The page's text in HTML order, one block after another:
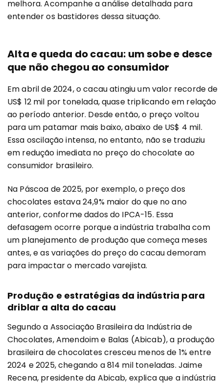
melhora. Acompanhe a análise detalhada para
entender os bastidores dessa situação.
Alta e queda do cacau: um sobe e desce
que não chegou ao consumidor
Em abril de 2024, o cacau atingiu um valor recorde de
US$ 12 mil por tonelada, quase triplicando em relação
ao período anterior. Desde então, o preço voltou
para um patamar mais baixo, abaixo de US$ 4 mil.
Essa oscilação intensa, no entanto, não se traduziu
em redução imediata no preço do chocolate ao
consumidor brasileiro.
Na Páscoa de 2025, por exemplo, o preço dos
chocolates estava 24,9% maior do que no ano
anterior, conforme dados do IPCA-15. Essa
defasagem ocorre porque a indústria trabalha com
um planejamento de produção que começa meses
antes, e as variações do preço do cacau demoram
para impactar o mercado varejista.
Produção e estratégias da indústria para
driblar a alta do cacau
Segundo a Associação Brasileira da Indústria de
Chocolates, Amendoim e Balas (Abicab), a produção
brasileira de chocolates cresceu menos de 1% entre
2024 e 2025, chegando a 814 mil toneladas. Jaime
Recena, presidente da Abicab, explica que a indústria